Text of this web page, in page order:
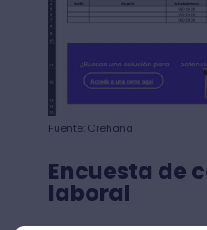
Fuente: Crehana
Encuesta de
laboral